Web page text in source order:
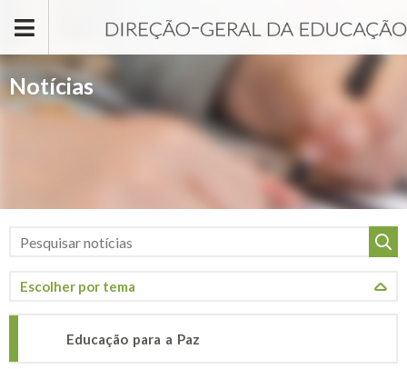
Notícias
Educação para a Paz